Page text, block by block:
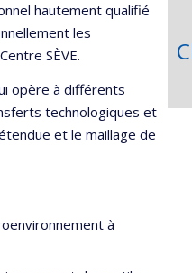
hautement qualifié
les
SÈVE.
opère à différents
technologiques et
et le maillage de
à